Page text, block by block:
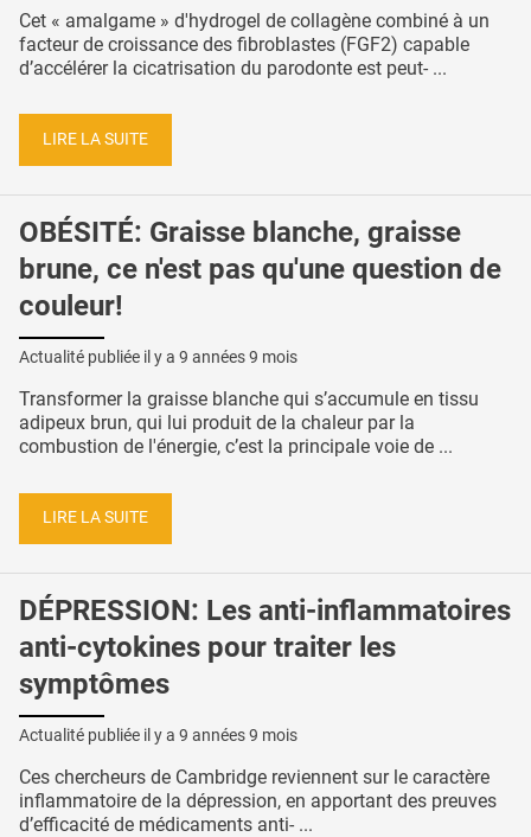
Cet « amalgame » d'hydrogel de collagène combiné à un
facteur de croissance des fibroblastes (FGF2) capable
d’accélérer la cicatrisation du parodonte est peut- ...
LIRE LA SUITE
OBÉSITÉ: Graisse blanche, graisse
brune, ce n'est pas qu'une question de
couleur!
Actualité publiée il y a 9 années 9 mois
Transformer la graisse blanche qui s’accumule en tissu
adipeux brun, qui lui produit de la chaleur par la
combustion de l'énergie, c’est la principale voie de ...
LIRE LA SUITE
DÉPRESSION: Les anti-inflammatoires
anti-cytokines pour traiter les
symptômes
Actualité publiée il y a 9 années 9 mois
Ces chercheurs de Cambridge reviennent sur le caractère
inflammatoire de la dépression, en apportant des preuves
d’efficacité de médicaments anti- ...